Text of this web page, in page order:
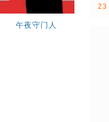
午夜守门人
23